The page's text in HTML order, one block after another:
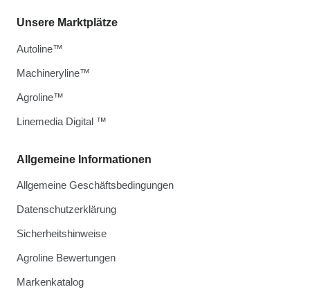
Allgemeine Informationen
Allgemeine Geschäftsbedingungen
Datenschutzerklärung
Sicherheitshinweise
Agroline Bewertungen
Markenkatalog
Unsere Marktplätze
Autoline™
Machineryline™
Agroline™
Linemedia Digital ™